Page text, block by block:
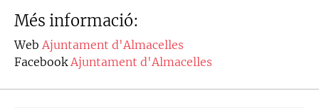
Més informació:
Web Ajuntament d'Almacelles
Facebook Ajuntament d'Almacelles